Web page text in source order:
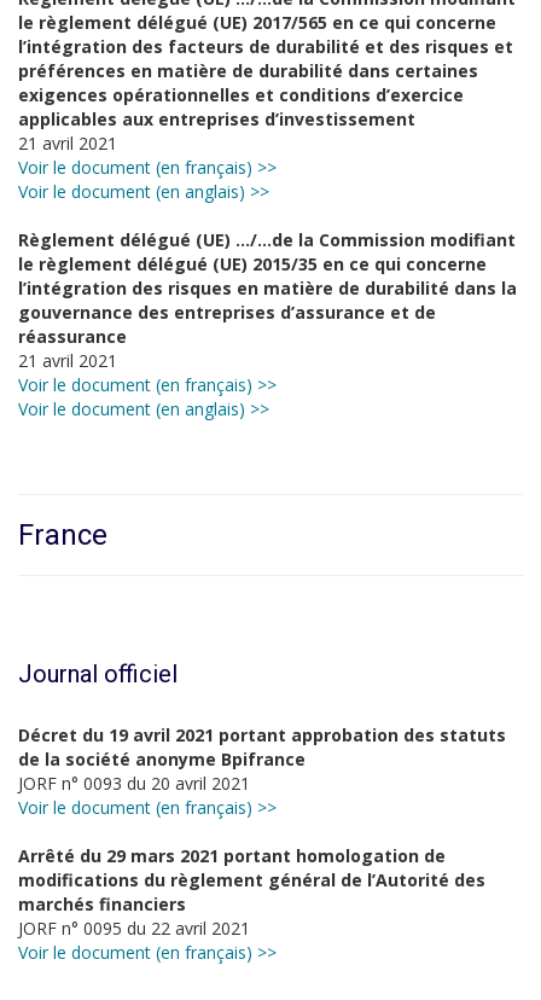
le règlement délégué (UE) 2017/565 en ce qui concerne
l’intégration des facteurs de durabilité et des risques et
préférences en matière de durabilité dans certaines
exigences opérationnelles et conditions d’exercice
applicables aux entreprises d’investissement
21 avril 2021
Voir le document (en français) >>
Voir le document (en anglais) >>
Règlement délégué (UE) …/…de la Commission modifiant
le règlement délégué (UE) 2015/35 en ce qui concerne
l’intégration des risques en matière de durabilité dans la
gouvernance des entreprises d’assurance et de
réassurance
21 avril 2021
Voir le document (en français) >>
Voir le document (en anglais) >>
France
Journal officiel
Décret du 19 avril 2021 portant approbation des statuts
de la société anonyme Bpifrance
JORF n° 0093 du 20 avril 2021
Voir le document (en français) >>
Arrêté du 29 mars 2021 portant homologation de
modifications du règlement général de l’Autorité des
marchés financiers
JORF n° 0095 du 22 avril 2021
Voir le document (en français) >>